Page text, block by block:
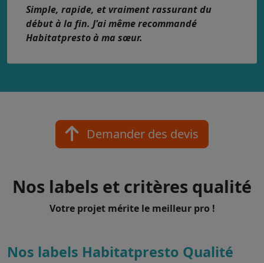
Simple, rapide, et vraiment rassurant du
début à la fin. J'ai même recommandé
Habitatpresto à ma sœur.
Demander des devis
Nos labels et critères qualité
Votre projet mérite le meilleur pro !
Nos labels Habitatpresto Qualité